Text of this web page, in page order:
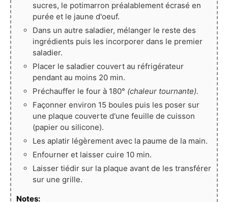
sucres, le potimarron préalablement écrasé en
purée et le jaune d'oeuf.
Dans un autre saladier, mélanger le reste des
ingrédients puis les incorporer dans le premier
saladier.
Placer le saladier couvert au réfrigérateur
pendant au moins 20 min.
Préchauffer le four à 180° (chaleur tournante).
Façonner environ 15 boules puis les poser sur
une plaque couverte d'une feuille de cuisson
(papier ou silicone).
Les aplatir légèrement avec la paume de la main.
Enfourner et laisser cuire 10 min.
Laisser tiédir sur la plaque avant de les transférer
sur une grille.
Notes: